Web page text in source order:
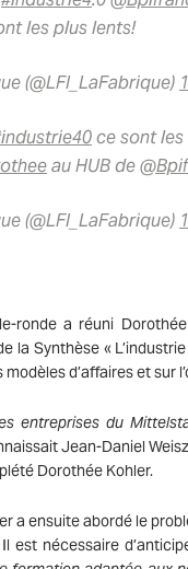
les plus lents!
(@LFI_LaFabrique)
ce sont les
au HUB de
(@LFI_LaFabrique)
ronde a réuni
la Synthèse «
d’affaires et sur
entreprises du
Jean-Daniel
Dorothée Kohler.
a ensuite abordé le
est nécessaire